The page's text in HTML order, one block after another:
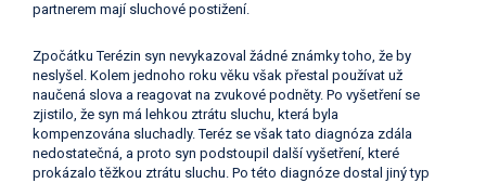
partnerem mají sluchové postižení.
Zpočátku Terézin syn nevykazoval žádné známky toho, že by
neslyšel. Kolem jednoho roku věku však přestal používat už
naučená slova a reagovat na zvukové podněty. Po vyšetření se
zjistilo, že syn má lehkou ztrátu sluchu, která byla
kompenzována sluchadly. Teréz se však tato diagnóza zdála
nedostatečná, a proto syn podstoupil další vyšetření, které
prokázalo těžkou ztrátu sluchu. Po této diagnóze dostal jiný typ